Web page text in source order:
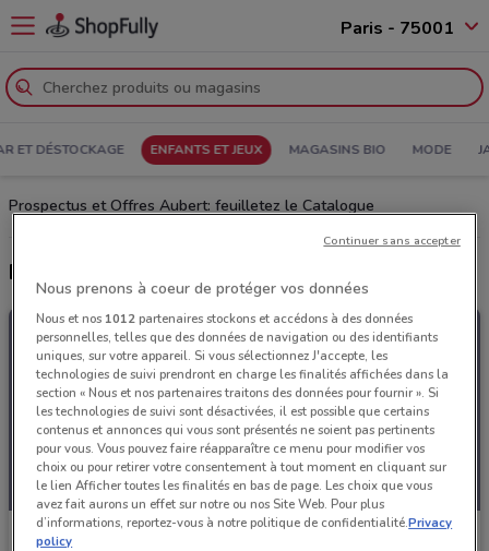
Paris - 75001
ET DÉSTOCKAGE ENFANTS ET JEUX MAGASINS BIO MODE
Prospectus et Offres Aubert: feuilletez le Catalogue
Derniers catalogues Aubert
Aubert
Nous prenons à coeur de protéger vos données
Nous et nos 1012partenaires stockons et accédons à des données
personnelles, telles que des données de navigation ou des identifiants
uniques, sur votre appareil. Si vous sélectionnez J'accepte, les
technologies de suivi prendront en charge les finalités affichées dans la
section « Nous et nos partenaires traitons des données pour fournir ». Si
les technologies de suivi sont désactivées, il est possible que certains
contenus et annonces qui vous sont présentés ne soient pas pertinents
pour vous. Vous pouvez faire réapparaître ce menu pour modifier vos
choix ou pour retirer votre consentement à tout moment en cliquant sur
le lien Afficher toutes les finalités en bas de page. Les choix que vous
avez fait aurons un effet sur notre ou nos Site Web. Pour plus
d’informations, reportez-vous à notre politique de confidentialité.Privacy
policy
Continuer sans accepter